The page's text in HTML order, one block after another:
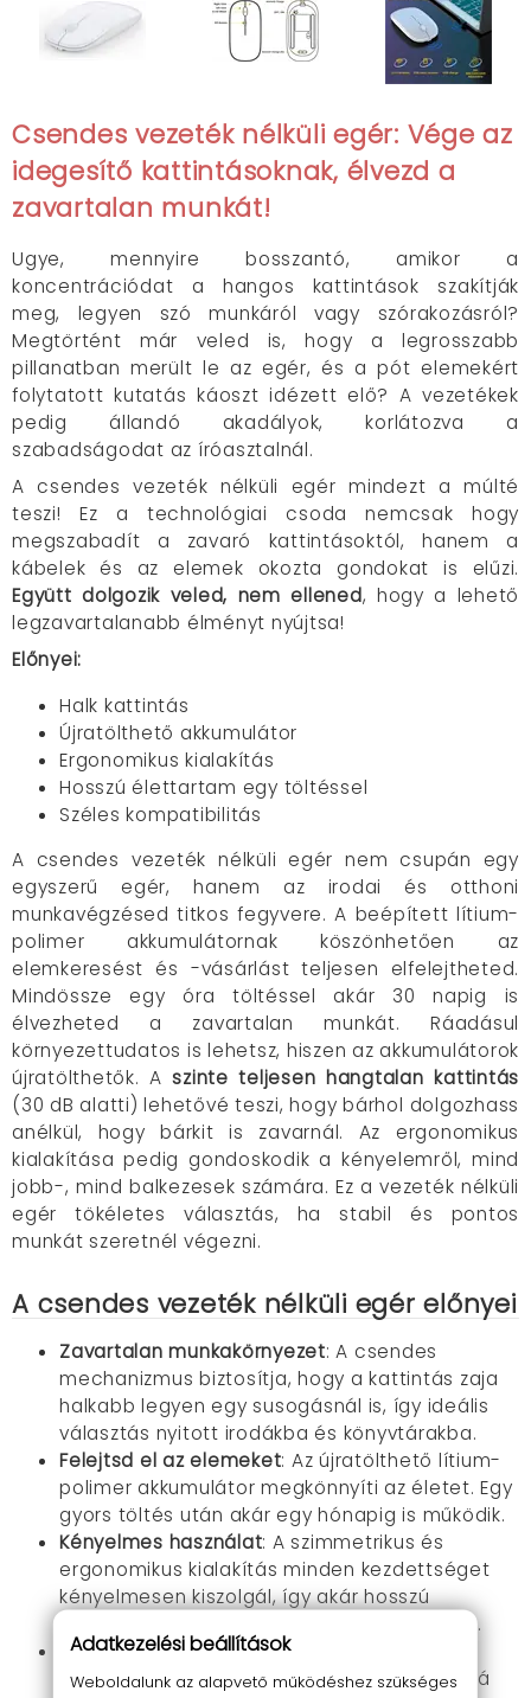
Csendes vezeték nélküli egér: Vége az
idegesítő kattintásoknak, élvezd a
zavartalan munkát!
Ugye, mennyire bosszantó, amikor a
koncentrációdat a hangos kattintások szakítják
meg, legyen szó munkáról vagy szórakozásról?
Megtörtént már veled is, hogy a legrosszabb
pillanatban merült le az egér, és a pót elemekért
folytatott kutatás káoszt idézett elő? A vezetékek
pedig állandó akadályok, korlátozva a
szabadságodat az íróasztalnál.
A csendes vezeték nélküli egér mindezt a múlté
teszi! Ez a technológiai csoda nemcsak hogy
megszabadít a zavaró kattintásoktól, hanem a
kábelek és az elemek okozta gondokat is elűzi.
Együtt dolgozik veled, nem ellened, hogy a lehető
legzavartalanabb élményt nyújtsa!
Előnyei:
Halk kattintás
Újratölthető akkumulátor
Ergonomikus kialakítás
Hosszú élettartam egy töltéssel
Széles kompatibilitás
A csendes vezeték nélküli egér nem csupán egy
egyszerű egér, hanem az irodai és otthoni
munkavégzésed titkos fegyvere. A beépített lítium-
polimer akkumulátornak köszönhetően az
elemkeresést és -vásárlást teljesen elfelejtheted.
Mindössze egy óra töltéssel akár 30 napig is
élvezheted a zavartalan munkát. Ráadásul
környezettudatos is lehetsz, hiszen az akkumulátorok
újratölthetők. Aszinte teljesen hangtalan kattintás
(30 dB alatti) lehetővé teszi, hogy bárhol dolgozhass
anélkül, hogy bárkit is zavarnál. Az ergonomikus
kialakítása pedig gondoskodik a kényelemről, mind
jobb-, mind balkezesek számára. Ez a vezeték nélküli
egér tökéletes választás, ha stabil és pontos
munkát szeretnél végezni.
A csendes vezeték nélküli egér előnyei
Zavartalan munkakörnyezet: A csendes
mechanizmus biztosítja, hogy a kattintás zaja
halkabb legyen egy susogásnál is, így ideális
választás nyitott irodákba és könyvtárakba.
Felejtsd el az elemeket: Az újratölthető lítium-
polimer akkumulátor megkönnyíti az életet. Egy
gyors töltés után akár egy hónapig is működik.
Kényelmes használat: A szimmetrikus és
ergonomikus kialakítás minden kezdettséget
kényelmesen kiszolgál, így akár hosszú
munkanapokon is komfortosan használható.
Hordozható dizájn: Kompakt mérete miatt
könnyen elfér a laptoptáskában, így bárhová
Adatkezelési beállítások
Weboldalunk az alapvető működéshez szükséges